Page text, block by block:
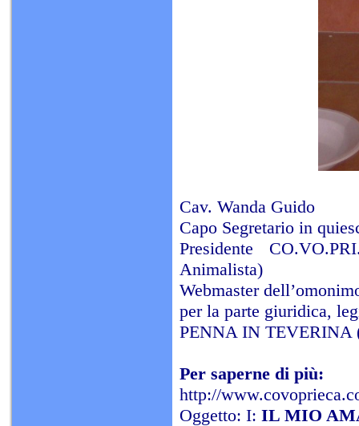
Cav. Wanda Guido
Capo Segretario in
Presidente
Animalista)
Webmaster
per la parte giuridica,
PENNA IN TEVERINA
Per saperne di più:
http://
Oggetto: I: IL MIO